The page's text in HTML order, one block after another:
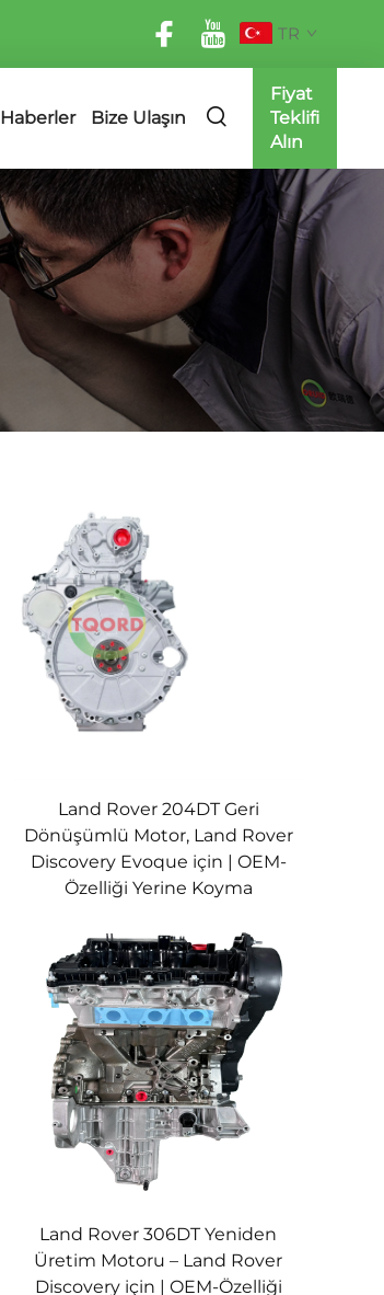
TR
Haberler Bize Ulaşın
Fiyat
Teklifi
Alın
Land Rover 204DT Geri
Dönüşümlü Motor, Land Rover
Discovery Evoque için | OEM-
Özelliği Yerine Koyma
Land Rover 306DT Yeniden
Üretim Motoru – Land Rover
Discovery için | OEM-Özelliği